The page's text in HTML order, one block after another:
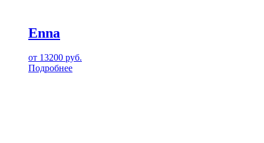
Enna
от 13200 руб.
Подробнее